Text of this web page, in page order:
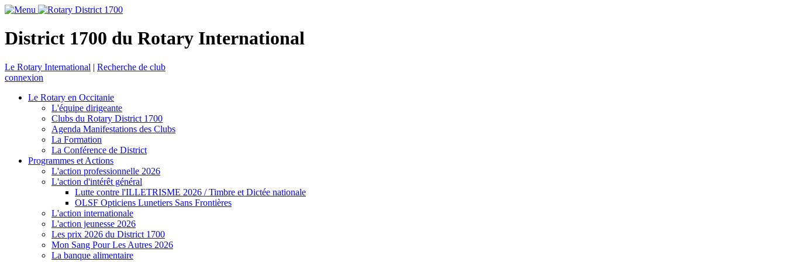
District 1700 du Rotary International
Le Rotary International | Recherche de club
connexion
Le Rotary en Occitanie
L'équipe dirigeante
Clubs du Rotary District 1700
Agenda Manifestations des Clubs
La Formation
La Conférence de District
Programmes et Actions
L'action professionnelle 2026
L'action d'intérêt général
Lutte contre l'ILLETRISME 2026 / Timbre et Dictée nationale
OLSF Opticiens Lunetiers Sans Frontières
L'action internationale
L'action jeunesse 2026
Les prix 2026 du District 1700
Mon Sang Pour Les Autres 2026
La banque alimentaire